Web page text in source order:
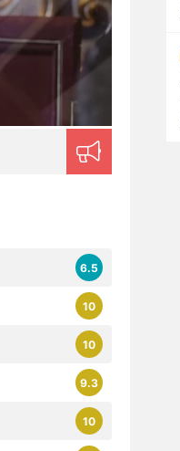
10
9.3
10
10
6.5